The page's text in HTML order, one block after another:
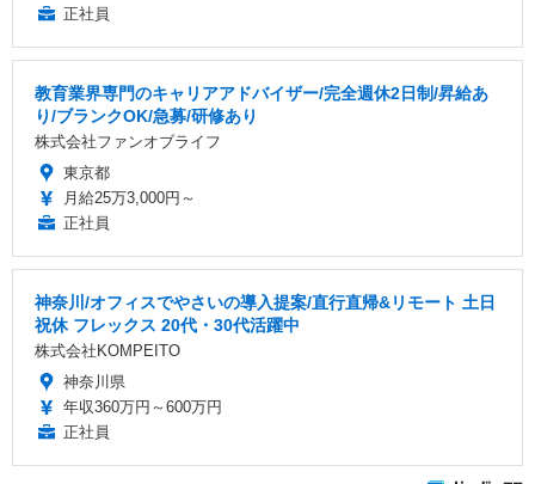
正社員
教育業界専門のキャリアアドバイザー/完全週休2日制/昇給あ
り/ブランクOK/急募/研修あり
株式会社ファンオブライフ
東京都
月給25万3,000円～
正社員
神奈川/オフィスでやさいの導入提案/直行直帰&リモート 土日
祝休 フレックス 20代・30代活躍中
株式会社KOMPEITO
神奈川県
年収360万円～600万円
正社員